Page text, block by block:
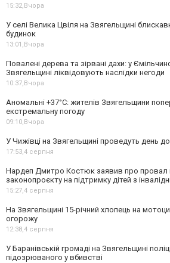
15:32, Вчора
У селі Велика Цвіля на Звягельщині
будинок
13:01, Вчора
Повалені дерева та зірвані дахи: у
Звягельщині ліквідовують наслідки негоди
10:37, Вчора
Аномальні +37°C: жителів Звягельщини
екстремальну погоду
09:10, Вчора
У Чижівці на Звягельщині проведуть день
17:53, 4 серпня
Нардеп Дмитро Костюк заявив про провал
законопроєкту на підтримку дітей з
15:27, 4 серпня
На Звягельщині 15-річний хлопець на
огорожу
12:38, 4 серпня
У Баранівській громаді на Звягельщині
підозрюваного у вбивстві